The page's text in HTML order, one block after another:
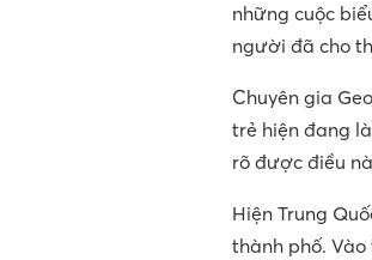
những cuộc
người đã cho
Chuyên gia
trẻ hiện đang
rõ được điều
Hiện Trung
thành phố.